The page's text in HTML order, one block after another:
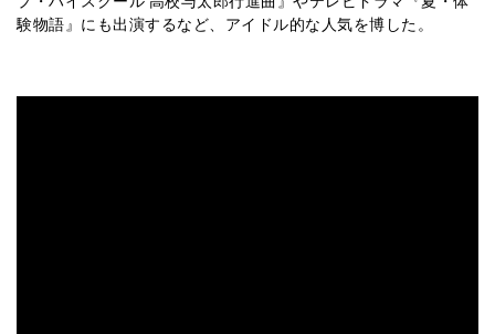
験物語』にも出演するなど、アイドル的な人気を博した。